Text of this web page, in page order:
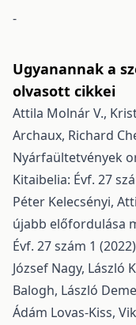
-
Ugyanannak a
olvasott cikkei
Attila Molnár V.,
Archaux, Richard
Nyárfaültetvények
Kitaibelia: Évf. 27
Péter Kelecsényi,
újabb előfordulása
Évf. 27 szám 1 (2022)
József Nagy, László
Balogh, László
Ádám Lovas-Kiss,